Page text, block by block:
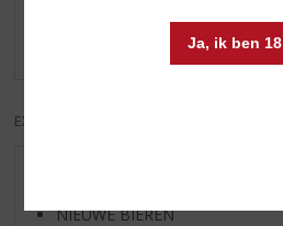
Ja, ik ben
Er zijn nog geen reviews
EXCL. BTW
NIEUWE BIEREN